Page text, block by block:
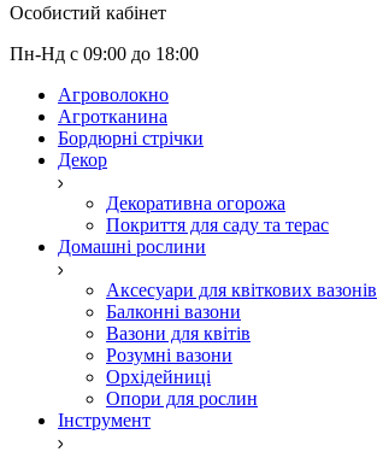
Особистий кабінет
Пн-Нд с 09:00 до 18:00
Агроволокно
Агротканина
Бордюрні стрічки
Декор
Декоративна огорожа
Покриття для саду та терас
Домашні рослини
Аксесуари для квіткових вазонів
Балконні вазони
Вазони для квітів
Розумні вазони
Орхідейниці
Опори для рослин
Інструмент